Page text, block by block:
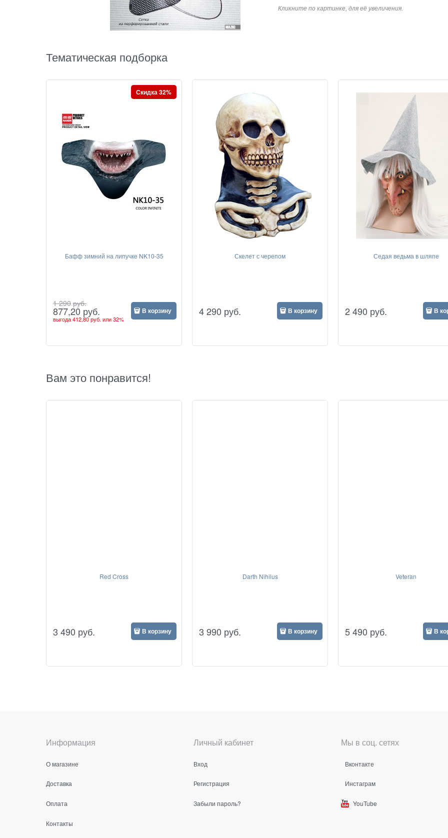
Кликните по картинке, для её увеличения.
Тематическая подборка
Бафф зимний на липучке NK10-35
Скидка 32%
1 290 руб.
877,20 руб.
выгода412,80 руб. или32%
В корзину
Скелет с черепом
4 290 руб. В корзину
Седая ведьма в шляпе
2 490 руб. В
Вам это понравится!
Red Cross
3 490 руб. В корзину
Darth Nihilus
3 990 руб. В корзину
Veteran
5 490 руб. В
Информация
О магазине
Доставка
Оплата
Контакты
Личный кабинет
Вход
Регистрация
Забыли пароль?
Мы в соц. сетях
Вконтакте
Инстаграм
YouTube